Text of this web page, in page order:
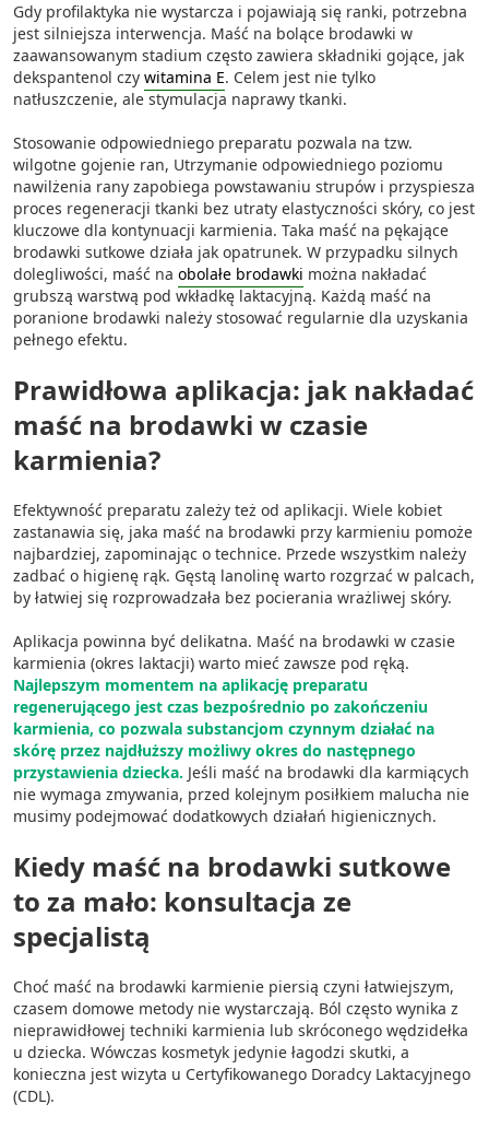
Gdy profilaktyka nie wystarcza i pojawiają się ranki, potrzebna
jest silniejsza interwencja. Maść na bolące brodawki w
zaawansowanym stadium często zawiera składniki gojące, jak
dekspantenol czy witamina E. Celem jest nie tylko
natłuszczenie, ale stymulacja naprawy tkanki.
Stosowanie odpowiedniego preparatu pozwala na tzw.
wilgotne gojenie ran, Utrzymanie odpowiedniego poziomu
nawilżenia rany zapobiega powstawaniu strupów i przyspiesza
proces regeneracji tkanki bez utraty elastyczności skóry, co jest
kluczowe dla kontynuacji karmienia. Taka maść na pękające
brodawki sutkowe działa jak opatrunek. W przypadku silnych
dolegliwości, maść na obolałe brodawki można nakładać
grubszą warstwą pod wkładkę laktacyjną. Każdą maść na
poranione brodawki należy stosować regularnie dla uzyskania
pełnego efektu.
Prawidłowa aplikacja: jak nakładać
maść na brodawki w czasie
karmienia?
Efektywność preparatu zależy też od aplikacji. Wiele kobiet
zastanawia się, jaka maść na brodawki przy karmieniu pomoże
najbardziej, zapominając o technice. Przede wszystkim należy
zadbać o higienę rąk. Gęstą lanolinę warto rozgrzać w palcach,
by łatwiej się rozprowadzała bez pocierania wrażliwej skóry.
Aplikacja powinna być delikatna. Maść na brodawki w czasie
karmienia (okres laktacji) warto mieć zawsze pod ręką.
Najlepszym momentem na aplikację preparatu
regenerującego jest czas bezpośrednio po zakończeniu
karmienia, co pozwala substancjom czynnym działać na
skórę przez najdłuższy możliwy okres do następnego
przystawienia dziecka. Jeśli maść na brodawki dla karmiących
nie wymaga zmywania, przed kolejnym posiłkiem malucha nie
musimy podejmować dodatkowych działań higienicznych.
Kiedy maść na brodawki sutkowe
to za mało: konsultacja ze
specjalistą
Choć maść na brodawki karmienie piersią czyni łatwiejszym,
czasem domowe metody nie wystarczają. Ból często wynika z
nieprawidłowej techniki karmienia lub skróconego wędzidełka
u dziecka. Wówczas kosmetyk jedynie łagodzi skutki, a
konieczna jest wizyta u Certyfikowanego Doradcy Laktacyjnego
(CDL).
Użycie dokładnych danych
geolokalizacyjnych
Identyfikowanie urządzeń na podstawie
aktywnie żądanych informacji
Cele przetwarzania inne niż IAB:
Niezbędne
Wydajność (Performance)
Reklama / śledzenie